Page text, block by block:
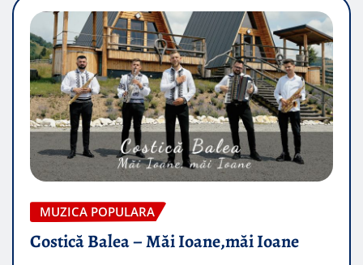
MUZICA POPULARA
Costică Balea – Măi Ioane,măi Ioane